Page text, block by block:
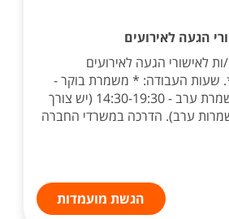
הגעה לאירועים
לאישורי הגעה לאירועים
שעות העבודה: * משמרת בוקר -
09:00-15:00, * משמרת ערב - 14:30-19:30 (יש צורך
ערב). הדרכה במשרדי החברה
הגשת מועמדות